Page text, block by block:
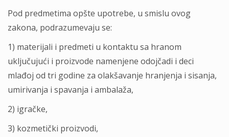
Pod predmetima opšte upotrebe, u smislu ovog
zakona, podrazumevaju se:
1) materijali i predmeti u kontaktu sa hranom
uklјučujući i proizvode namenjene odojčadi i deci
mlađoj od tri godine za olakšavanje hranjenja i sisanja,
umirivanja i spavanja i ambalaža,
2) igračke,
3) kozmetički proizvodi,